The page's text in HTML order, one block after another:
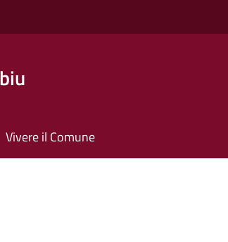
Vivere il Comune